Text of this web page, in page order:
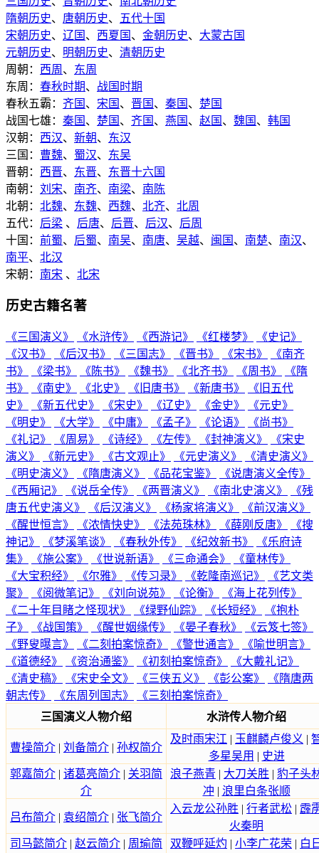
隋朝历史、 唐朝历史、
五代十国
宋朝历史、 辽国 、 西夏国 、 金朝历史、 大蒙古国
元朝历史、 明朝历史、 清朝历史
周朝： 西周 、 东周
东周： 春秋时期、 战国时期
春秋五霸： 齐国 、 宋国 、 晋国 、 秦国 、 楚国
战国七雄： 秦国 、 楚国 、 齐国 、 燕国 、 赵国 、 魏国 、 韩国
汉朝： 西汉、 新朝、 东汉
三国： 曹魏、 蜀汉、 东吴
晋朝： 西晋、 东晋、 东晋十六国
南朝： 刘宋、 南齐、 南梁、 南陈
北朝： 北魏、 东魏、 西魏、 北齐、 北周
五代： 后梁 、 后唐、 后晋、 后汉、 后周
十国： 前蜀、 后蜀、 南吴、 南唐、 吴越、 闽国 、 南楚、 南汉、
南平、 北汉
宋朝： 南宋 、 北宋
历史古籍名著
《三国演义》 《水浒传》 《西游记》 《红楼梦》
《史记》
《汉书》
《后汉书》 《三国志》 《晋书》 《宋书》
《南齐
书》
《梁书》 《陈书》 《魏书》 《北齐书》 《周书》
《隋
书》
《南史》 《北史》 《旧唐书》 《新唐书》
《旧五代
史》
《新五代史》 《宋史》 《辽史》 《金史》
《元史》
《明史》
《大学》 《中庸》 《孟子》 《论语》
《尚书》
《礼记》
《周易》 《诗经》 《左传》 《封神演义》
《宋史
演义》
《新元史》 《古文观止》 《元史演义》
《清史演义》
《明史演义》
《隋唐演义》 《品花宝鉴》
《说唐演义全传》
《西厢记》
《说岳全传》 《两晋演义》 《南北史演义》
《残
唐五代史演义》
《后汉演义》 《杨家将演义》
《前汉演义》
《醒世恒言》
《浓情快史》 《法苑珠林》 《薛刚反唐》
《搜
神记》
《梦溪笔谈》 《春秋外传》 《纪效新书》
《乐府诗
集》
《施公案》 《世说新语》 《三命通会》
《童林传》
《大宝积经》
《尔雅》 《传习录》 《乾隆南巡记》
《艺文类
聚》
《阅微笔记》 《刘向说苑》 《论衡》
《海上花列传》
《二十年目睹之怪现状》
《绿野仙踪》 《长短经》
《抱朴
子》
《战国策》 《醒世姻缘传》 《晏子春秋》
《云笈七签》
《野叟曝言》
《二刻拍案惊奇》 《警世通言》
《喻世明言》
《道德经》
《资治通鉴》 《初刻拍案惊奇》
《大戴礼记》
《清史稿》
《宋史全文》 《三侠五义》 《彭公案》
《隋唐两
朝志传》
《东周列国志》
《三刻拍案惊奇》
三国演义人物介绍
水浒传人物介绍
曹操简介 | 刘备简介 | 孙权简介
及时雨宋江 | 玉麒麟卢俊义 |
多星吴用 | 史进
郭嘉简介 | 诸葛亮简介 | 关羽简
介
浪子燕青 | 大刀关胜 | 豹子头
冲 | 浪里白条张顺
吕布简介 | 袁绍简介 | 张飞简介
入云龙公孙胜 | 行者武松 | 霹
火秦明
司马懿简介 | 赵云简介 | 周瑜简
双鞭呼延灼 | 小李广花荣 | 白